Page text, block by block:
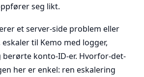
seg likt.
et server-side problem eller
til Kemo med logger,
berørte konto-ID-er. Hvorfor-det-
her er enkel: ren eskalering